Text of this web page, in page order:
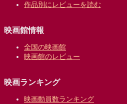
作品別にレビューを読む
映画館情報
全国の映画館
映画館のレビュー
映画ランキング
映画動員数ランキング